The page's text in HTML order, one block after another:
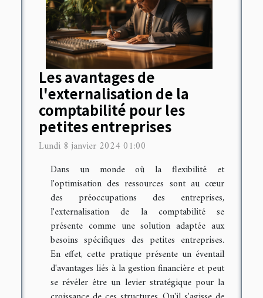
Les avantages de
l'externalisation de la
comptabilité pour les
petites entreprises
Lundi 8 janvier 2024 01:00
Dans un monde où la flexibilité et
l'optimisation des ressources sont au cœur
des préoccupations des entreprises,
l'externalisation de la comptabilité se
présente comme une solution adaptée aux
besoins spécifiques des petites entreprises.
En effet, cette pratique présente un éventail
d'avantages liés à la gestion financière et peut
se révéler être un levier stratégique pour la